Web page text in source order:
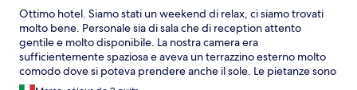
Ottimo hotel. Siamo stati un weekend di relax, ci siamo trovati
molto bene. Personale sia di sala che di reception attento
gentile e molto disponibile. La nostra camera era
sufficientemente spaziosa e aveva un terrazzino esterno molto
comodo dove si poteva prendere anche il sole. Le pietanze sono
molto buone e abbondanti. Abbiamo apprezzato la piscina che è